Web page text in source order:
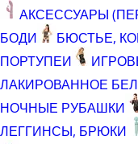
АКСЕССУАРЫ
БОДИ
БЮСТЬЕ,
ПОРТУПЕИ
ЛАКИРОВАННОЕ
НОЧНЫЕ РУБАШКИ
ЛЕГГИНСЫ, БРЮКИ